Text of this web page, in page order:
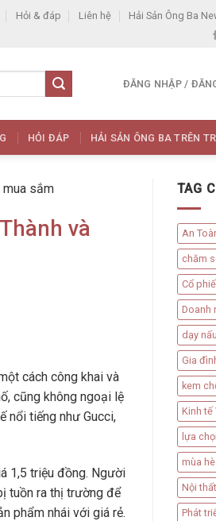
Hỏi & đáp Liên hệ Hải Sản Ông Ba
ĐĂNG NHẬP /
HỎI ĐÁP HẢI SẢN ÔNG BA TRÊN
mua sắm
và
cách công khai và
cũng không ngoại lệ
nổi tiếng như Gucci,
1,5 triệu đồng. Người
tuồn ra thị trường để
phẩm nhái với giá rẻ.
TAG
An
chăm
Cổ
Doanh
dạy
Gia
kem
Kinh tế
lựa
mùa hè
Nội thất
Phát